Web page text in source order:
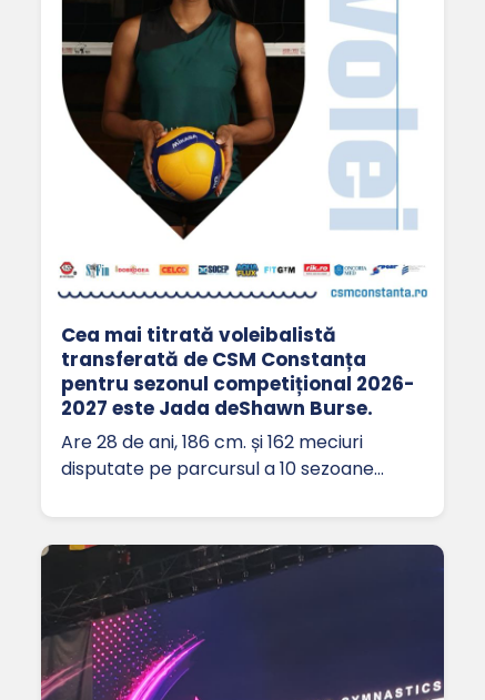
Cea mai titrată voleibalistă
transferată de CSM Constanța
pentru sezonul competițional 2026-
2027 este Jada deShawn Burse.
Are 28 de ani, 186 cm. și 162 meciuri
disputate pe parcursul a 10 sezoane…